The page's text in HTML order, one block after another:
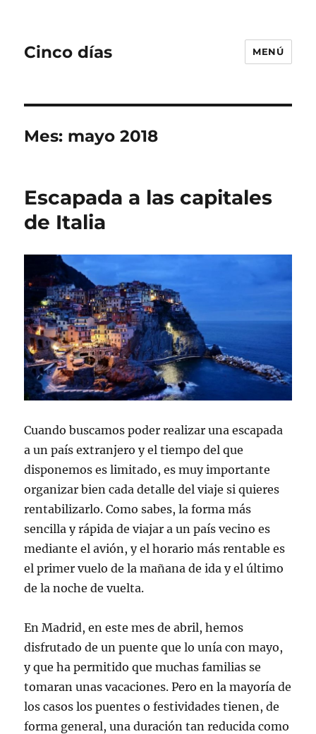
Cinco días MENÚ
Mes: mayo 2018
Escapada a las capitales
de Italia
Cuando buscamos poder realizar una escapada
a un país extranjero y el tiempo del que
disponemos es limitado, es muy importante
organizar bien cada detalle del viaje si quieres
rentabilizarlo. Como sabes, la forma más
sencilla y rápida de viajar a un país vecino es
mediante el avión, y el horario más rentable es
el primer vuelo de la mañana de ida y el último
de la noche de vuelta.
En Madrid, en este mes de abril, hemos
disfrutado de un puente que lo unía con mayo,
y que ha permitido que muchas familias se
tomaran unas vacaciones. Pero en la mayoría de
los casos los puentes o festividades tienen, de
forma general, una duración tan reducida como